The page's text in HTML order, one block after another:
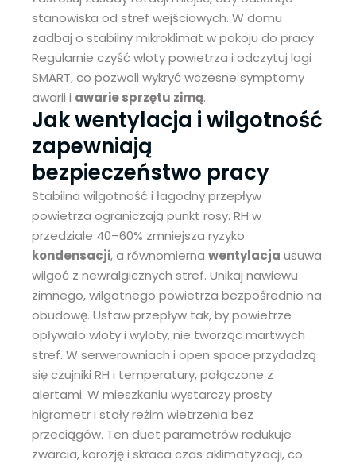
stanowiska od stref wejściowych. W domu
zadbaj o stabilny mikroklimat w pokoju do pracy.
Regularnie czyść wloty powietrza i odczytuj logi
SMART, co pozwoli wykryć wczesne symptomy
awarii i awarie sprzętu zimą.
Jak wentylacja i wilgotność
zapewniają
bezpieczeństwo pracy
Stabilna wilgotność i łagodny przepływ
powietrza ograniczają punkt rosy. RH w
przedziale 40–60% zmniejsza ryzyko
kondensacji, a równomiernawentylacja usuwa
wilgoć z newralgicznych stref. Unikaj nawiewu
zimnego, wilgotnego powietrza bezpośrednio na
obudowę. Ustaw przepływ tak, by powietrze
opływało wloty i wyloty, nie tworząc martwych
stref. W serwerowniach i open space przydadzą
się czujniki RH i temperatury, połączone z
alertami. W mieszkaniu wystarczy prosty
higrometr i stały reżim wietrzenia bez
przeciągów. Ten duet parametrów redukuje
zwarcia, korozję i skraca czas aklimatyzacji, co